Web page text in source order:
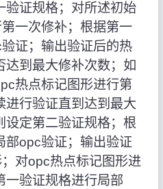
验证规格；对所述初始
一次修补；根据第一
证；输出验证后的热
达到最大修补次数；如
热点标记图形进行第
进行验证直到达到最大
设定第二验证规格；根
部opc验证；输出验证
对opc热点标记图形进
一验证规格进行局部